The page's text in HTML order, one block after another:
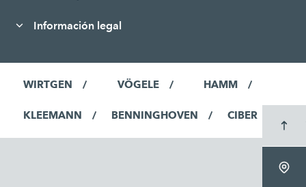
Información legal
WIRTGEN VÖGELE HAMM
KLEEMANN BENNINGHOVEN CIBER